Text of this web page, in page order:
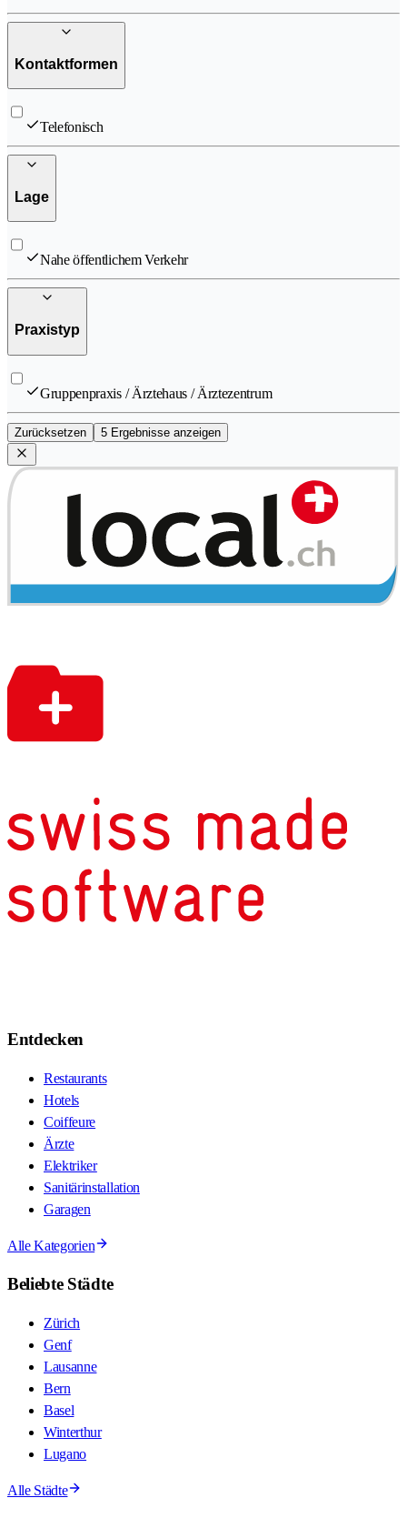
Kontaktformen
Telefonisch
Lage
Nahe öffentlichem Verkehr
Praxistyp
Gruppenpraxis / Ärztehaus / Ärztezentrum
Zurücksetzen 5 Ergebnisse anzeigen
Entdecken
Restaurants
Hotels
Coiffeure
Ärzte
Elektriker
Sanitärinstallation
Garagen
Alle Kategorien
Beliebte Städte
Zürich
Genf
Lausanne
Bern
Basel
Winterthur
Lugano
Alle Städte